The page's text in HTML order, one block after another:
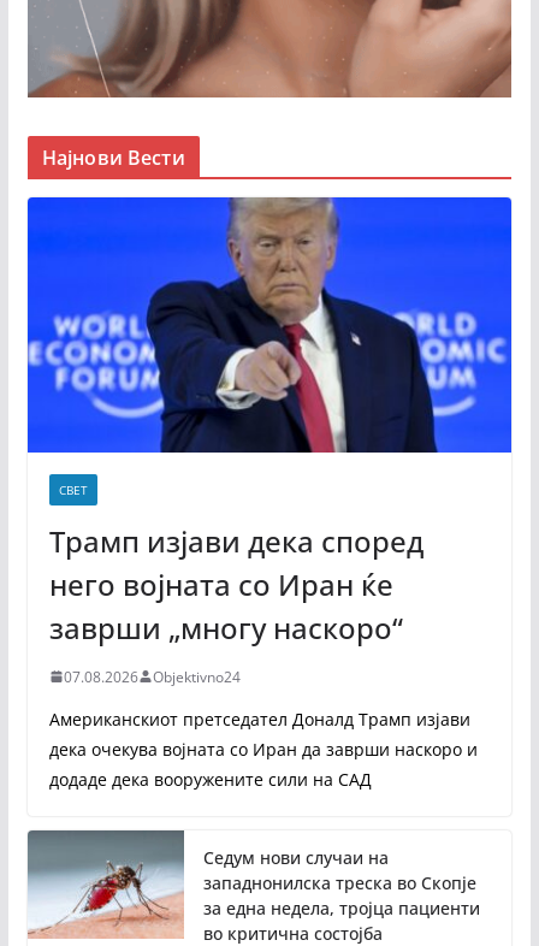
Најнови Вести
СВЕТ
Трамп изјави дека според
него војната со Иран ќе
заврши „многу наскоро“
07.08.2026 Objektivno24
Американскиот претседател Доналд Трамп изјави
дека очекува војната со Иран да заврши наскоро и
додаде дека вооружените сили на САД
Седум нови случаи на
западнонилска треска во Скопје
за една недела, тројца пациенти
во критична состојба